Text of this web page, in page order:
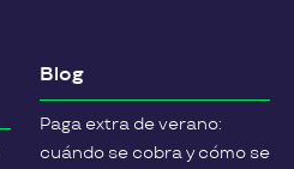
Blog
Paga extra de verano:
cuándo se cobra y cómo se